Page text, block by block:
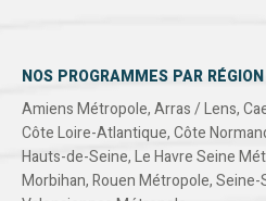
NOS PROGRAMMES PAR RÉGION
Amiens Métropole,Arras / Lens,
Côte Loire-Atlantique,Côte
Hauts-de-Seine,Le Havre Seine
Morbihan,Rouen Métropole,Seine-